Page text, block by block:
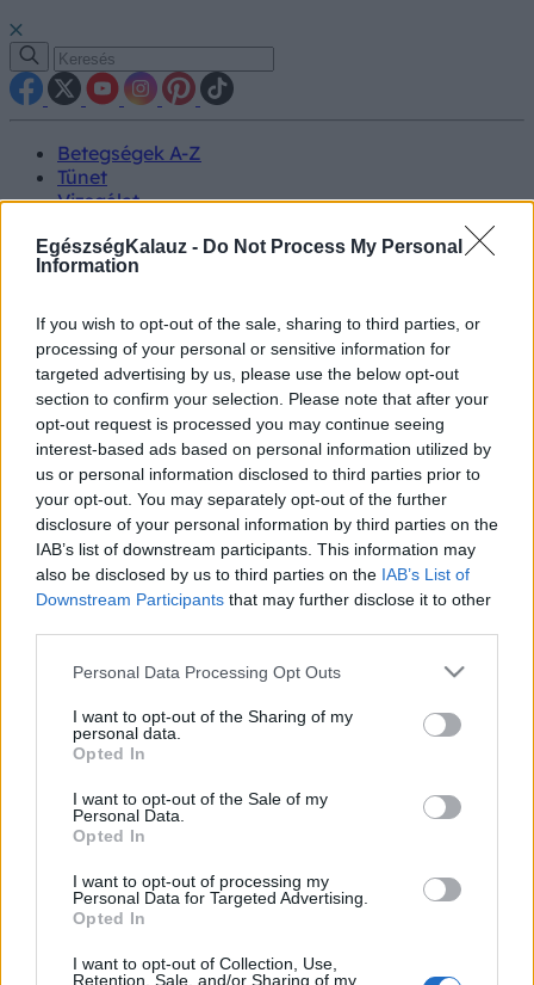
EgészségKalauz - Do Not Process My Personal
Information
If you wish to opt-out of the sale, sharing to third parties, or
processing of your personal or sensitive information for
targeted advertising by us, please use the below opt-out
section to confirm your selection. Please note that after your
opt-out request is processed you may continue seeing
interest-based ads based on personal information utilized by
us or personal information disclosed to third parties prior to
your opt-out. You may separately opt-out of the further
disclosure of your personal information by third parties on the
IAB’s list of downstream participants. This information may
also be disclosed by us to third parties on the IAB’s List of
Downstream Participants that may further disclose it to other
Please note that this website/app uses one or more Google
not limited to your visit or usage behaviour. You may click to
grant or deny consent to Google and its third-party tags to
use your data for below specified purposes in below Google
consent section.
Personal Data Processing Opt Outs
I want to opt-out of the Sharing of my
personal data.
Opted In
I want to opt-out of the Sale of my
Personal Data.
Opted In
I want to opt-out of processing my
Personal Data for Targeted Advertising.
Opted In
I want to opt-out of Collection, Use,
Retention, Sale, and/or Sharing of my
Betegségek A-Z
Tünet
Vizsgálat
Életmódváltás
Kutatás
Hírek
Videók
Kisállatok egészsége
#allergia #influenza#cukorbetegség
#orvosmeteorológia#vérnyomás#stroke#rákbetegség
#pajzsmirigy#reflux#ekcéma#herpesz
Regisztráció
Anyajegy